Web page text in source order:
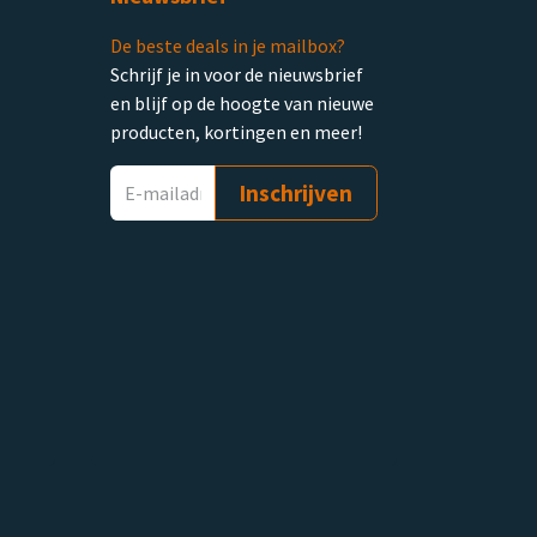
De beste deals in je mailbox?
Schrijf je in voor de nieuwsbrief
en blijf op de hoogte van nieuwe
producten, kortingen en meer!
Inschrijven